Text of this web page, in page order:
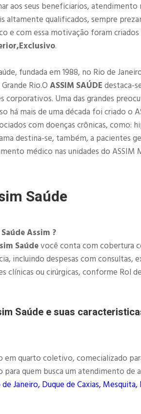
aos seus beneficiarios,
altamente qualificados, sempre
e com essa motivação foram criados
.
fundada em 1988, no Rio de
Rio.O ASSIM SAÚDE destaca-
corporativos. Uma das grandes
há mais de uma década foi criado
com doenças crônicas, como:
destina-se, também, a pacientes
médico nas unidades do ASSIM
Saúde
Assim ?
Saúdevocê conta com cobertura
incluindo despesas com consultas,
clínicas ou cirúrgicas, conforme Rol
Saúde e suas
em quarto coletivo, comecializado
quem busca um atendimento de
Janeiro, Duque de Caxias,